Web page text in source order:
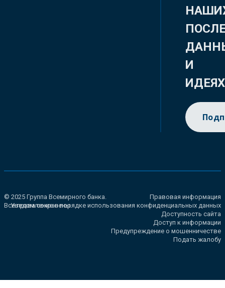
И
ИДЕЯХ
© 2025 Группа Всемирного банка.
Все права сохранены.
Правовая информация
Уведомление о порядке использования конфиденциальных данных
Доступность сайта
Доступ к информации
Предупреждение о мошенничестве
Подать жалобу